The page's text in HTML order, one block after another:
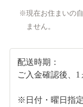
現在お住まいの
ません。
配送時期：
ご入金確認後、
※日付・曜日指